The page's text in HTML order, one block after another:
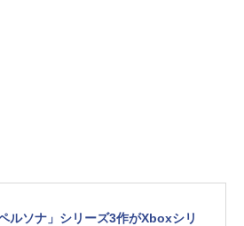
ペルソナ」シリーズ3作がXboxシリ